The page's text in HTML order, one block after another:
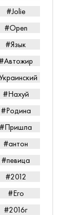
#Jolie
#Open
#Язык
#Нахуй
#Родина
#Пришла
#антон
#певица
#2012
#Его
#2016г